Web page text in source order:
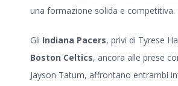
una formazione solida e competitiva.
Gli Indiana Pacers, privi di Tyrese
Boston Celtics, ancora alle prese
Jayson Tatum, affrontano entrambi